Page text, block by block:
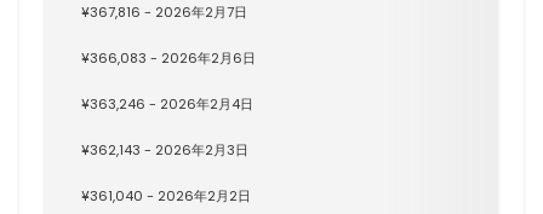
¥367,816 - 2026年2月7日
¥366,083 - 2026年2月6日
¥363,246 - 2026年2月4日
¥362,143 - 2026年2月3日
¥361,040 - 2026年2月2日